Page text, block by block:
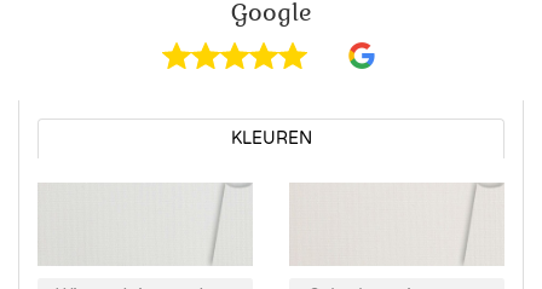
Google
KLEUREN